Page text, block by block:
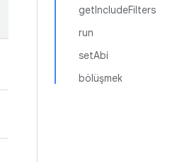
getIncludeFilters
run
setAbi
bölüşmek